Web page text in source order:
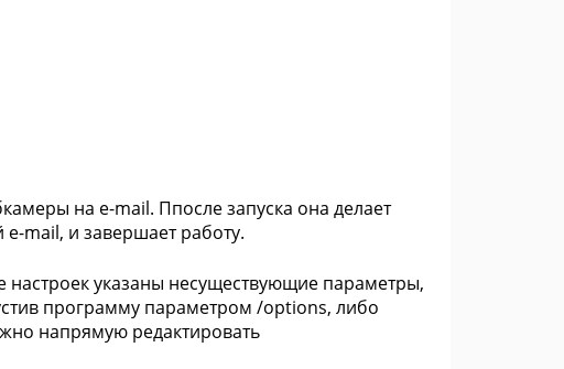
на e-mail. Ппосле запуска она делает
mail, и завершает работу.
настроек указаны несуществующие параметры,
программу параметром /options, либо
напрямую редактировать